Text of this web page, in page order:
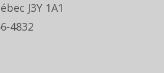
J3Y 1A1
4832